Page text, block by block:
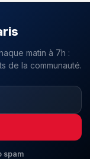
matin à 7h :
de la communauté.
spam